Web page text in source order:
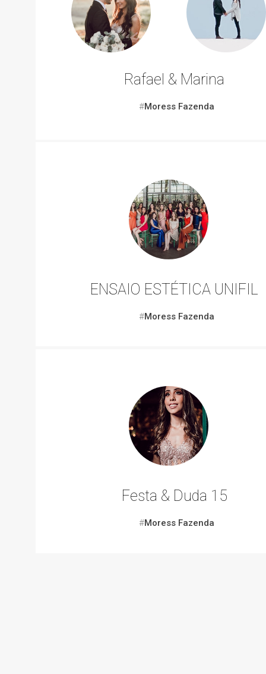
Rafael & Marina
#Moress Fazenda
ENSAIO ESTÉTICA UNIFIL
#Moress Fazenda
Festa & Duda 15
#Moress Fazenda